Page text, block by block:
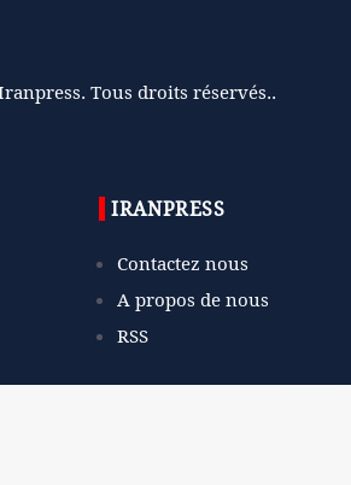
Tous droits réservés..
IRANPRESS
Contactez nous
A propos de nous
RSS